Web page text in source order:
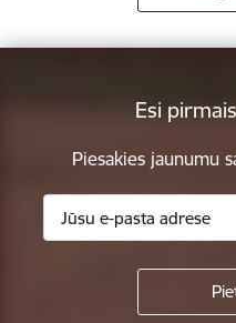
Esi
Piesakies jaunumu